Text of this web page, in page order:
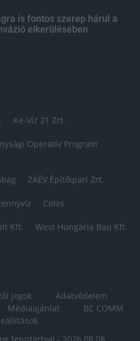
is fontos szerep hárul a
elkerülésében
Ke-Víz 21 Zrt.
Operatív Program
ZÁÉV Építőipari Zrt.
Colas
Kft. West Hungária Bau Kft.
jogok
Adatvédelem
Médiaajánlat
BC COMM